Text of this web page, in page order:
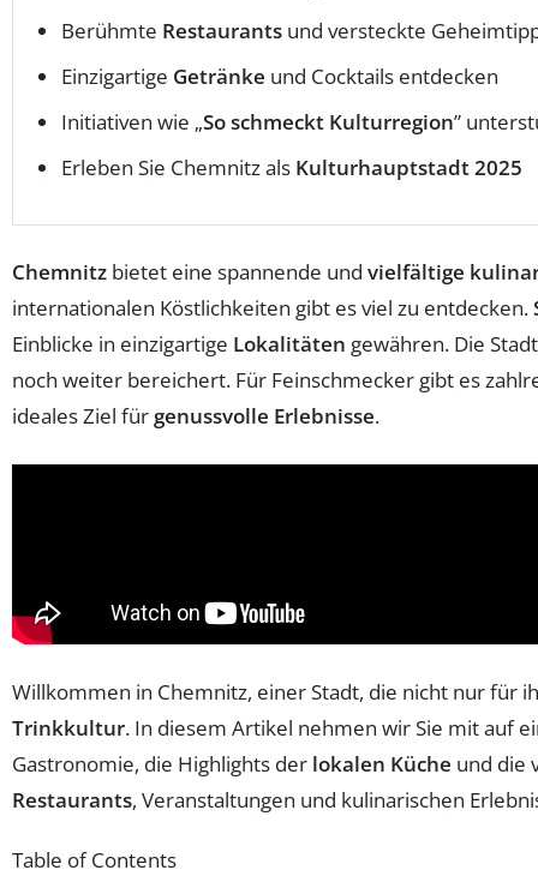
Berühmte Restaurants und versteckte
Einzigartige Getränke und Cocktails entdecken
Initiativen wie „So schmeckt Kulturregion”
Erleben Sie Chemnitz als Kulturhauptstadt 2025
Chemnitz bietet eine spannende und vielfältige
internationalen Köstlichkeiten gibt es viel zu entdecken.
Einblicke in einzigartige Lokalitäten gewähren. Die
noch weiter bereichert. Für Feinschmecker gibt es
ideales Ziel für genussvolle Erlebnisse.
Willkommen in Chemnitz, einer Stadt, die nicht nur für
Trinkkultur. In diesem Artikel nehmen wir Sie mit auf
Gastronomie, die Highlights der lokalen Küche und die
Restaurants, Veranstaltungen und kulinarischen
Table of Contents